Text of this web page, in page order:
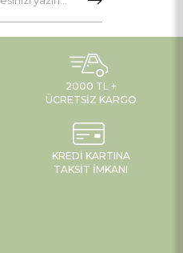
2000 TL +
ÜCRETSIZ KARGO
KREDI KARTINA
TAKSIT İMKANI